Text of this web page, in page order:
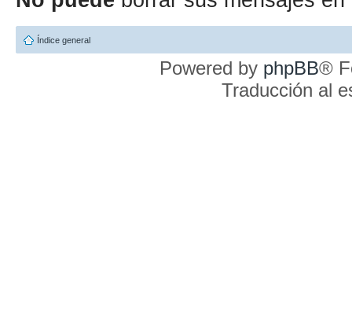
Índice general
Powered by phpBB®
Traducción al